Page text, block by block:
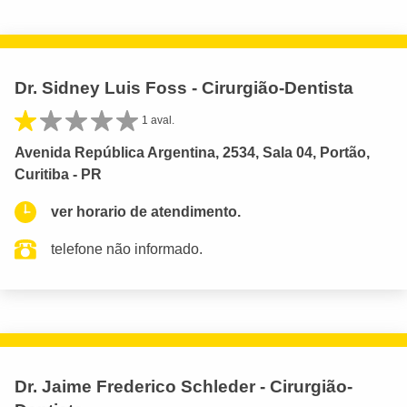
Dr. Sidney Luis Foss - Cirurgião-Dentista
1 aval.
Avenida República Argentina, 2534, Sala 04, Portão,
Curitiba - PR
ver horario de atendimento.
telefone não informado.
Dr. Jaime Frederico Schleder - Cirurgião-